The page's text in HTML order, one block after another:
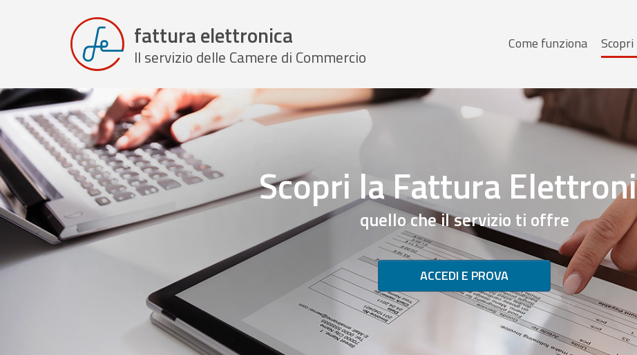
fattura elettronica
Il servizio delle Camere di Commercio Menu
principale
Come funziona
Scopri la Fattura
quello che il servizio ti offre
ACCEDI E PROVA